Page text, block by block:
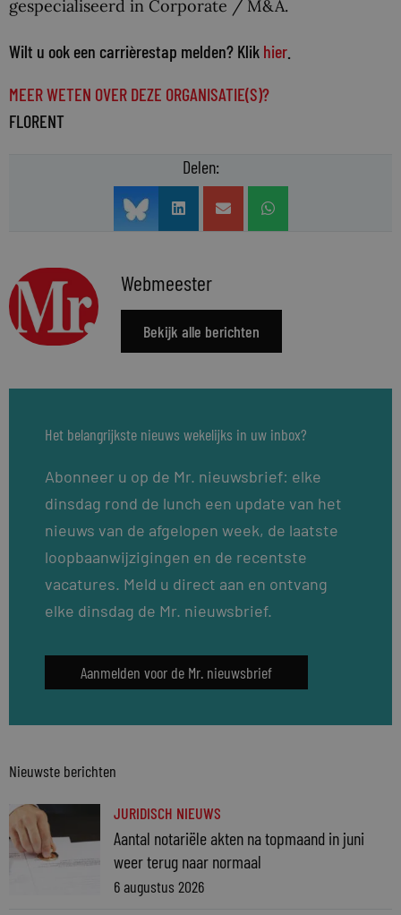
gespecialiseerd in Corporate / M&A.
Wilt u ook een carrièrestap melden? Klik hier
MEER WETEN OVER DEZE ORGANISATIE(S)?
FLORENT
Delen:
Webmeester
Bekijk alle berichten
Het belangrijkste nieuws wekelijks in uw inbox?
Abonneer u op de Mr. nieuwsbrief: elke
dinsdag rond de lunch een update van het
nieuws van de afgelopen week, de laatste
loopbaanwijzigingen en de recentste
vacatures. Meld u direct aan en ontvang
elke dinsdag de Mr. nieuwsbrief.
Aanmelden voor de Mr. nieuwsbrief
Nieuwste berichten
JURIDISCH NIEUWS
Aantal notariële akten na topmaand in juni
weer terug naar normaal
6 augustus 2026